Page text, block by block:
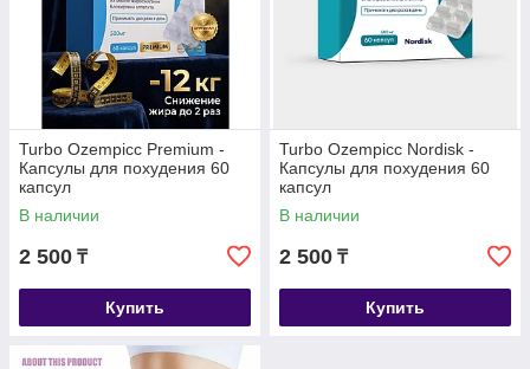
Turbo Ozempicс Premium -
Капсулы для похудения 60
капсул
В наличии
2 500 ₸
Купить
Turbo Ozempicc Nordisk -
Капсулы для похудения 60
капсул
В наличии
2 500 ₸
Купить